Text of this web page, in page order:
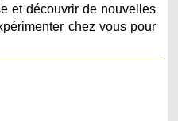
et découvrir de nouvelles
chez vous pour